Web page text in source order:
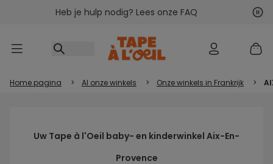
Ga naar inhoudHeb je hulp nodig? Lees onze FAQ
Home pagina > Al onze winkels > Onze winkels in Frankrijk >
Uw Tape à l'Oeil baby- en kinderwinkel Aix-En-
Provence